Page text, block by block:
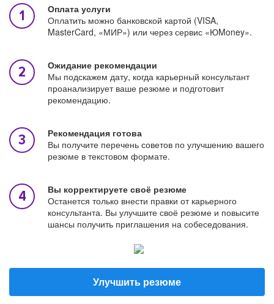
Оплата услуги
Оплатить можно банковской картой (VISA,
MasterCard, «МИР») или через сервис «ЮMoney».
Ожидание рекомендации
Мы подскажем дату, когда карьерный консультант
проанализирует ваше резюме и подготовит
рекомендацию.
Рекомендация готова
Вы получите перечень советов по улучшению вашего
резюме в текстовом формате.
Вы корректируете своё резюме
Останется только внести правки от карьерного
консультанта. Вы улучшите своё резюме и повысите
шансы получить приглашения на собеседования.
Улучшить резюме